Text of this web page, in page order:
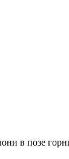
в позе